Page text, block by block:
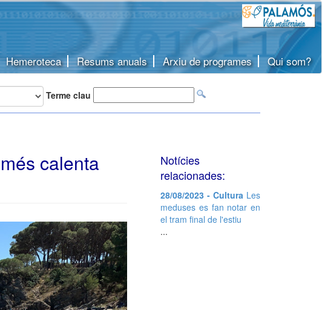
Hemeroteca Resums anuals Arxiu de programes Qui som?
Terme clau
calenta
Notícies
relacionades:
28/08/2023 - Cultura Les
meduses es fan notar en
el tram final de l'estiu
...